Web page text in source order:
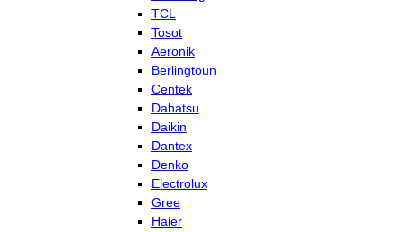
TCL
Tosot
Aeronik
Berlingtoun
Centek
Dahatsu
Daikin
Dantex
Denko
Electrolux
Gree
Haier